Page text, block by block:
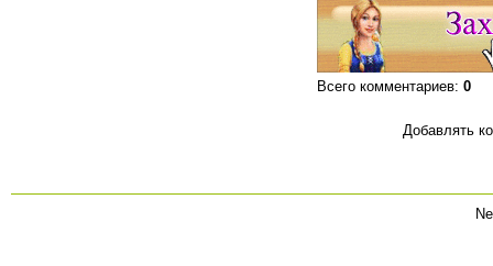
Всего комментариев: 0
Добавлять